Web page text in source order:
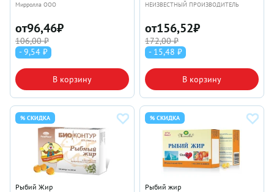
Мирролла ООО
от96,46₽
106,00 ₽
- 9,54 ₽
В корзину
НЕИЗВЕСТНЫЙ ПРОИЗВОДИТЕЛЬ
от156,52₽
172,00 ₽
- 15,48 ₽
В корзину
% СКИДКА
Рыбий Жир
% СКИДКА
Рыбий жир